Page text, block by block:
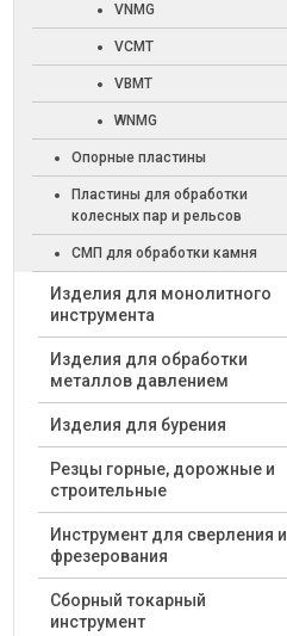
VNMG
VCMT
VBMT
WNMG
Опорные пластины
Пластины для обработки
колесных пар и рельсов
СМП для обработки камня
Изделия для монолитного
инструмента
Изделия для обработки
металлов давлением
Изделия для бурения
Резцы горные, дорожные и
строительные
Инструмент для сверления и
фрезерования
Сборный токарный
инструмент